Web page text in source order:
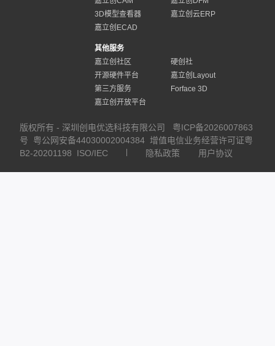
3D模型查看器
嘉立创云ERP
嘉立创ECAD
其他服务
嘉立创社区
硬创社
开源硬件平台
嘉立创Layout
第三方服务
Forface 3D
嘉立创开放平台
版权所有 - 深圳创电优选科技有限公司
粤ICP备2026007863
号
粤公网安备44030002004384 增值电信业务经营许可证粤
B2-20201198
ISO/IEC 隐私政策 用户协议